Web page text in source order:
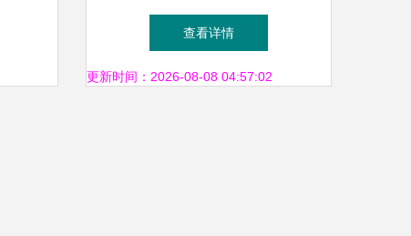
蓝色豪华版体验
查看详情
更新时间：2026-08-08 04:57:02